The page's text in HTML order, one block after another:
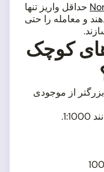
حداقل واریز تنها
و معامله را حتی
کوچک
از موجودی